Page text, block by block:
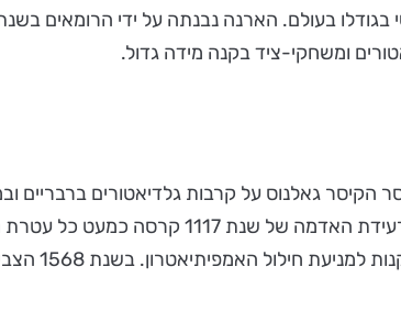
ומשחקי-ציד בקנה מידה גדול.
אסר הקיסר גאלנוס על קרבות גלדיאטורים
הפכו אותו למזבלה. ברעידת